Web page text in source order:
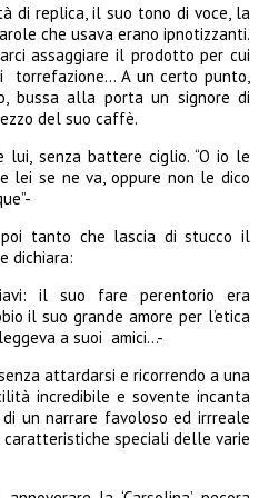
di replica, il suo tono di voce, la
che usava erano ipnotizzanti.
assaggiare il prodotto per cui
torrefazione… A un certo punto,
bussa alla porta un signore di
del suo caffè.
lui, senza battere ciglio. “O io le
lei se ne va, oppure non le dico
tanto che lascia di stucco il
dichiara:
il suo fare perentorio era
il suo grande amore per l’etica
a suoi amici…-
attardarsi e ricorrendo a una
incredibile e sovente incanta
un narrare favoloso ed irrreale
speciali delle varie